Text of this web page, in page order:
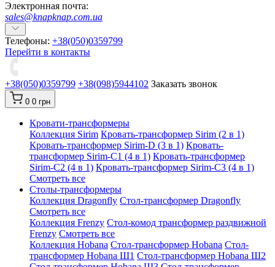
Электронная почта:
sales@knapknap.com.ua
Телефоны: +38(050)0359799
Перейти в контакты
+38(050)0359799 +38(098)5944102 Заказать звонок
0 0 грн
Кровати-трансформеры
Коллекция Sirim Кровать-трансформер Sirim (2 в 1)
Кровать-трансформер Sirim-D (3 в 1) Кровать-
трансформер Sirim-C1 (4 в 1) Кровать-трансформер
Sirim-C2 (4 в 1) Кровать-трансформер Sirim-C3 (4 в 1)
Смотреть все
Cтолы-трансформеры
Коллекция Dragonfly Стол-трансформер Dragonfly
Смотреть все
Коллекция Frenzy Стол-комод трансформер раздвижной
Frenzy Смотреть все
Коллекция Hobana Стол-трансформер Hobana Стол-
трансформер Hobana Ш1 Стол-трансформер Hobana Ш2